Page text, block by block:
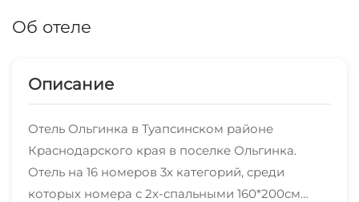
Об отеле
Описание
Отель Ольгинка в Туапсинском районе
Краснодарского края в поселке Ольгинка.
Отель на 16 номеров 3х категорий, среди
которых номера с 2х-спальными 160*200см